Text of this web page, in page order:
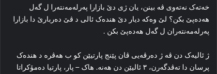
خه‌ته‌ک نه‌ته‌وی ڤه‌ بینن، یان ژی دێ بازارا پەرله‌مه‌نته‌را ل گه‌ل
هەدەپێ بکن؟ لێ وەکە دیار دێ هنده‌ک ئالی د ڤێ ده‌ربارێ دا بازارا
پەرله‌مه‌نته‌ران ل گه‌ل هەدەپێ بکن .
ژ ئالیه‌ک دن ڤه‌ ژ ده‌رڤەیی ڤان پێنج پارتیێن کو ب هه‌ڤره‌ د هنده‌ک
پرسان دا ته‌ڤدگه‌رن، ۳ ئالیێن دن هه‌نه‌. هاک – پار، پارتیا ده‌مۆکراتا